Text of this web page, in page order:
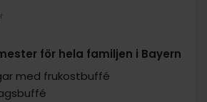
för hela familjen i Bayern
med frukostbuffé